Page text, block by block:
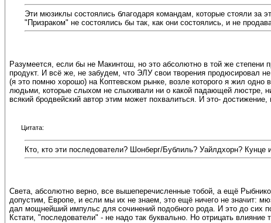
Эти мюзиклы состоялись благодаря командам, которые стояли
"Призраком" не состоялись бы так, как они состоялись, и не
Разумеется, если бы не Макинтош, но это абсолютно в той же
продукт. И всё же, не забудем, что ЭЛУ свои творения продюсировал
(я это помню хорошо) на Коптевском рынке, возле которого я жил
людьми, которые слыхом не слыхивали ни о какой падающей люстре,
всякий бродвейский автор этим может похвалиться. И это- достижение,
Цитата:
Кто, кто эти последователи? Шонберг/Бублиль? Уайлдхорн? Кунце
Света, абсолютно верно, все вышеперечисленные тобой, а ещё
допустим, Европе, и если мы их не знаем, это ещё ничего не значит:
дал мощнейший импульс для сочинений подобного рода. И это до сих
Кстати, "последователи" - не надо так буквально. Но отрицать